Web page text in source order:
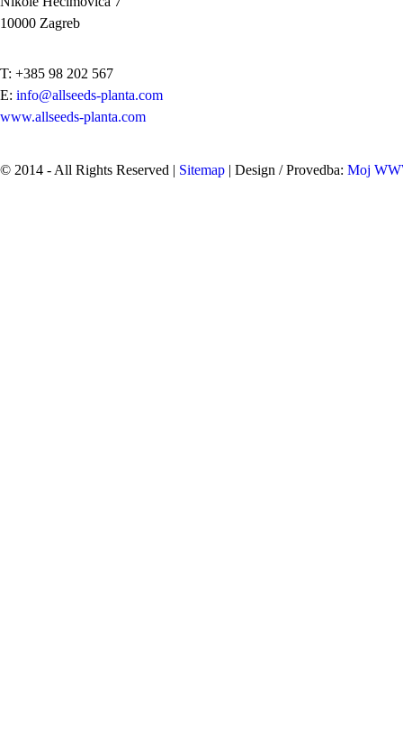
10000 Zagreb
T: +385 98 202 567
E: info@allseeds-planta.com
www.allseeds-planta.com
© 2014 - All Rights Reserved | Sitemap | Design / Provedba: Moj